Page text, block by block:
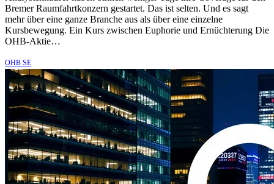
Bremer Raumfahrtkonzern gestartet. Das ist selten. Und es sagt
mehr über eine ganze Branche aus als über eine einzelne
Kursbewegung. Ein Kurs zwischen Euphorie und Ernüchterung Die
OHB-Aktie…
OHB SE